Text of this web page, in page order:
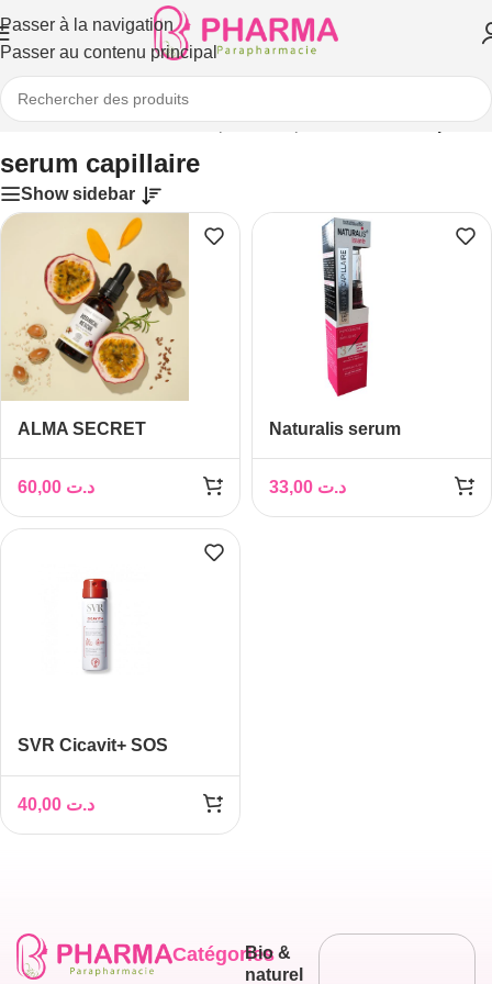
Passer à la navigation
Passer au contenu principal
et sérums/Sérums et ampoules capillaires/serum capillaire
serum capillaire
Show sidebar
ALMA SECRET
SERUM CAPILLAIRE
50ML
د.ت
Naturalis serum
د.ت
SVR Cicavit+ SOS
40ml
د.ت
Catégories
Bio &
naturel